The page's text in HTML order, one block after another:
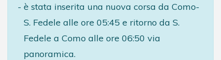
è stata inserita una nuova corsa da Como-
S. Fedele alle ore 05:45 e ritorno da S.
Fedele a Como alle ore 06:50 via
panoramica.